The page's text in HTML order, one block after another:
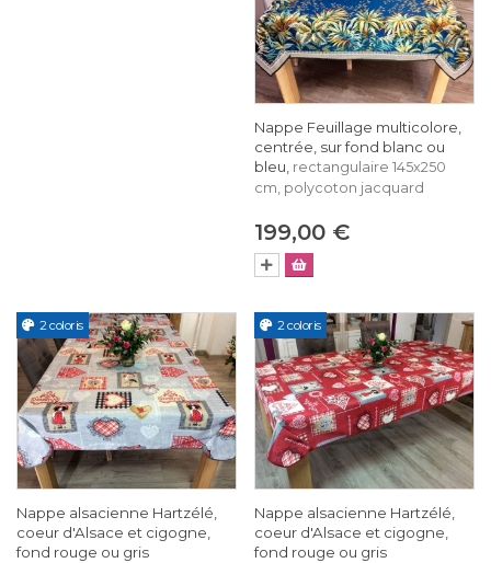
Nappe Feuillage multicolore,
centrée, sur fond blanc ou
bleu, rectangulaire 145x250
cm, polycoton jacquard
199,00 €
2 coloris
Nappe alsacienne Hartzélé,
coeur d'Alsace et cigogne,
fond rouge ou gris
2 coloris
Nappe alsacienne Hartzélé,
coeur d'Alsace et cigogne,
fond rouge ou gris